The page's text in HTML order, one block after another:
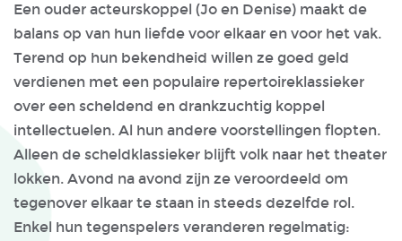
Een ouder acteurskoppel (Jo en Denise) maakt de
balans op van hun liefde voor elkaar en voor het vak.
Terend op hun bekendheid willen ze goed geld
verdienen met een populaire repertoireklassieker
over een scheldend en drankzuchtig koppel
intellectuelen. Al hun andere voorstellingen flopten.
Alleen de scheldklassieker blijft volk naar het theater
lokken. Avond na avond zijn ze veroordeeld om
tegenover elkaar te staan in steeds dezelfde rol.
Enkel hun tegenspelers veranderen regelmatig: